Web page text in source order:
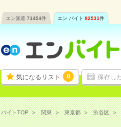
エン派遣 71454件 エン バイト 82531件
気になるリスト 0 保存し
バイトTOP 関東 東京都 渋谷区